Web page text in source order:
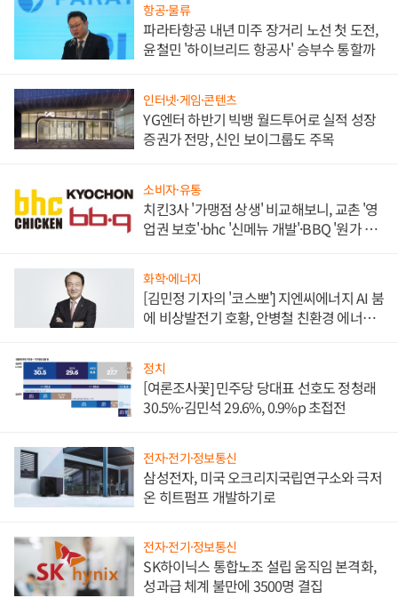
항공·물류
파라타항공 내년 미주 장거리 노선 첫 도전,
윤철민 '하이브리드 항공사' 승부수 통할까
인터넷·게임·콘텐츠
YG엔터 하반기 빅뱅 월드투어로 실적 성장
증권가 전망, 신인 보이그룹도 주목
소비자·유통
치킨3사 '가맹점 상생' 비교해보니, 교촌 '영
업권 보호'·bhc '신메뉴 개발'·BBQ '원가 부
화학·에너지
[김민정 기자의 '코스뽀'] 지엔씨에너지 AI 붐
에 비상발전기 호황, 안병철 친환경 에너지
정치
[여론조사꽃] 민주당 당대표 선호도 정청래
30.5%·김민석 29.6%, 0.9%p 초접전
전자·전기·정보통신
삼성전자, 미국 오크리지국립연구소와 극저
온 히트펌프 개발하기로
전자·전기·정보통신
SK하이닉스 통합노조 설립 움직임 본격화,
성과급 체계 불만에 3500명 결집